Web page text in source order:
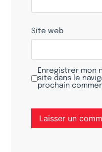
Site web
Enregistrer mon
site dans le
prochain